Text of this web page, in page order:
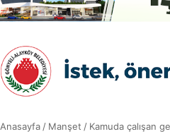
Anasayfa / Manşet / Kamuda çalışan